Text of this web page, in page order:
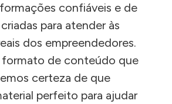
confiáveis e de
para atender às
dos empreendedores.
formato de conteúdo que
certeza de que
perfeito para ajudar